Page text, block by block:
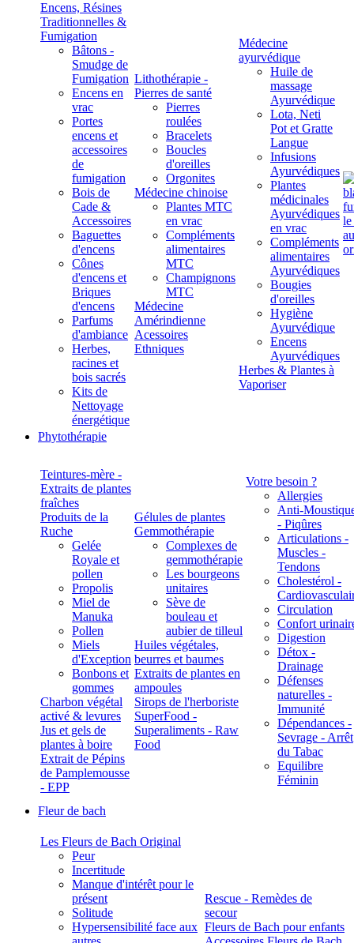
Encens, Résines
Traditionnelles &
Fumigation
Bâtons -
Smudge de
Fumigation
Encens en
vrac
Portes
encens et
accessoires
de
fumigation
Bois de
Cade &
Accessoires
Baguettes
d'encens
Cônes
d'encens et
Briques
d'encens
Parfums
d'ambiance
Herbes,
racines et
bois sacrés
Kits de
Nettoyage
énergétique
Lithothérapie -
Pierres de santé
Pierres
roulées
Bracelets
Boucles
d'oreilles
Orgonites
Médecine chinoise
Plantes MTC
en vrac
Compléments
alimentaires
MTC
Champignons
MTC
Médecine
Amérindienne
Acessoires
Ethniques
Médecine
ayurvédique
Huile de
massage
Ayurvédique
Lota, Neti
Pot et Gratte
Langue
Infusions
Ayurvédiques
Plantes
médicinales
Ayurvédiques
en vrac
Compléments
alimentaires
Ayurvédiques
Bougies
d'oreilles
Hygiène
Ayurvédique
Encens
Ayurvédiques
Herbes & Plantes à
Vaporiser
Phytothérapie
Teintures-mère -
Extraits de plantes
fraîches
Produits de la
Ruche
Gelée
Royale et
pollen
Propolis
Miel de
Manuka
Pollen
Miels
d'Exception
Bonbons et
gommes
Charbon végétal
activé & levures
Jus et gels de
plantes à boire
Extrait de Pépins
de Pamplemousse
- EPP
Gélules de plantes
Gemmothérapie
Complexes de
gemmothérapie
Les bourgeons
unitaires
Sève de
bouleau et
aubier de tilleul
Huiles végétales,
beurres et baumes
Extraits de plantes en
ampoules
Sirops de l'herboriste
SuperFood -
Superaliments - Raw
Food
Votre besoin ?
Allergies
Anti-
- Piqûres
Articulations -
Muscles -
Tendons
Cholestérol -
Circulation
Confort
Digestion
Détox -
Drainage
Défenses
naturelles -
Immunité
Dépendances -
Sevrage - Arrêt
du Tabac
Equilibre
Féminin
Fleur de bach
Les Fleurs de Bach Original
Peur
Incertitude
Manque d'intérêt pour le
présent
Solitude
Hypersensibilité face aux
Rescue - Remèdes de
secour
Fleurs de Bach pour enfants